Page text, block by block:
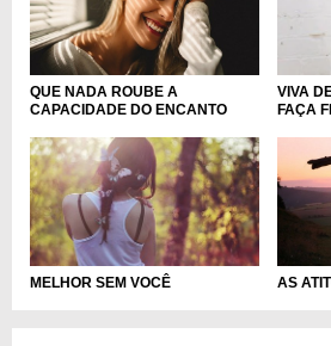
QUE NADA ROUBE A
CAPACIDADE DO ENCANTO
VIVA
FAÇA
MELHOR SEM VOCÊ AS